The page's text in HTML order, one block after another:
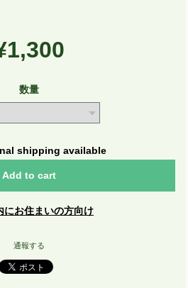
数量
shipping available
Add to cart
にお住まいの方向け
通報する